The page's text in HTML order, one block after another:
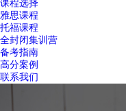
课程选择
雅思课程
托福课程
全封闭集训营
备考指南
高分案例
联系我们